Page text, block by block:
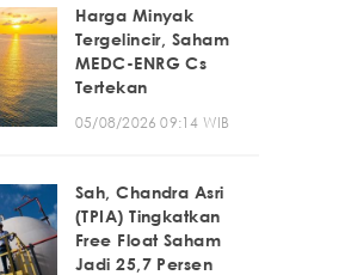
Harga Minyak
Tergelincir, Saham
MEDC-ENRG Cs
Tertekan
05/08/2026 09:14 WIB
Sah, Chandra Asri
(TPIA) Tingkatkan
Free Float Saham
Jadi 25,7 Persen